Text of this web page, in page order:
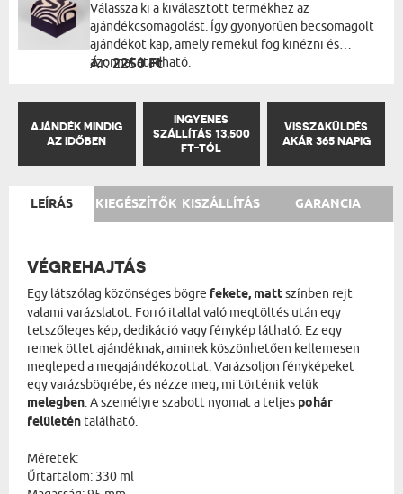
Válassza ki a kiválasztott termékhez az
ajándékcsomagolást. Így gyönyörűen becsomagolt
ajándékot kap, amely remekül fog kinézni és
azonnal átadható.
Ár:2250 Ft
AJÁNDÉK MINDIG
AZ IDŐBEN
INGYENES
SZÁLLÍTÁS 13,500
FT-TÓL
VISSZAKÜLDÉS
AKÁR 365 NAPIG
LEÍRÁS KIEGÉSZÍTŐK KISZÁLLÍTÁS GARANCIA
VÉGREHAJTÁS
Egy látszólag közönséges bögre fekete, mattszínben rejt
valami varázslatot. Forró itallal való megtöltés után egy
tetszőleges kép, dedikáció vagy fénykép látható. Ez egy
remek ötlet ajándéknak, aminek köszönhetően kellemesen
megleped a megajándékozottat. Varázsoljon fényképeket
egy varázsbögrébe, és nézze meg, mi történik velük
melegben. A személyre szabott nyomat a teljes pohár
felületén található.
Méretek:
Űrtartalom: 330 ml